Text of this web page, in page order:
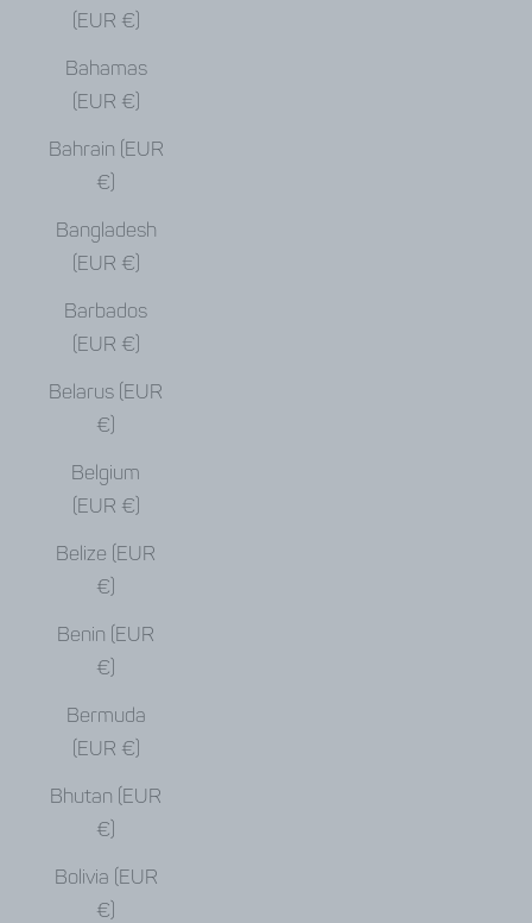
(EUR €)
Bahamas
(EUR €)
Bahrain (EUR
€)
Bangladesh
(EUR €)
Barbados
(EUR €)
Belarus (EUR
€)
Belgium
(EUR €)
Belize (EUR
€)
Benin (EUR
€)
Bermuda
(EUR €)
Bhutan (EUR
€)
Bolivia (EUR
€)